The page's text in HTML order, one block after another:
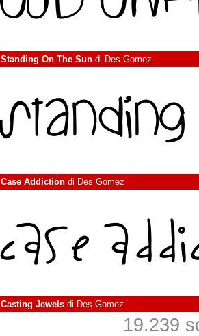
Standing On The Sun di Des Gomez
Case Addiction di Des Gomez
Casting Jewels di Des Gomez
19.239